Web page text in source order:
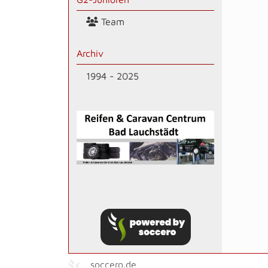
Team
Archiv
1994 - 2025
soccero.de